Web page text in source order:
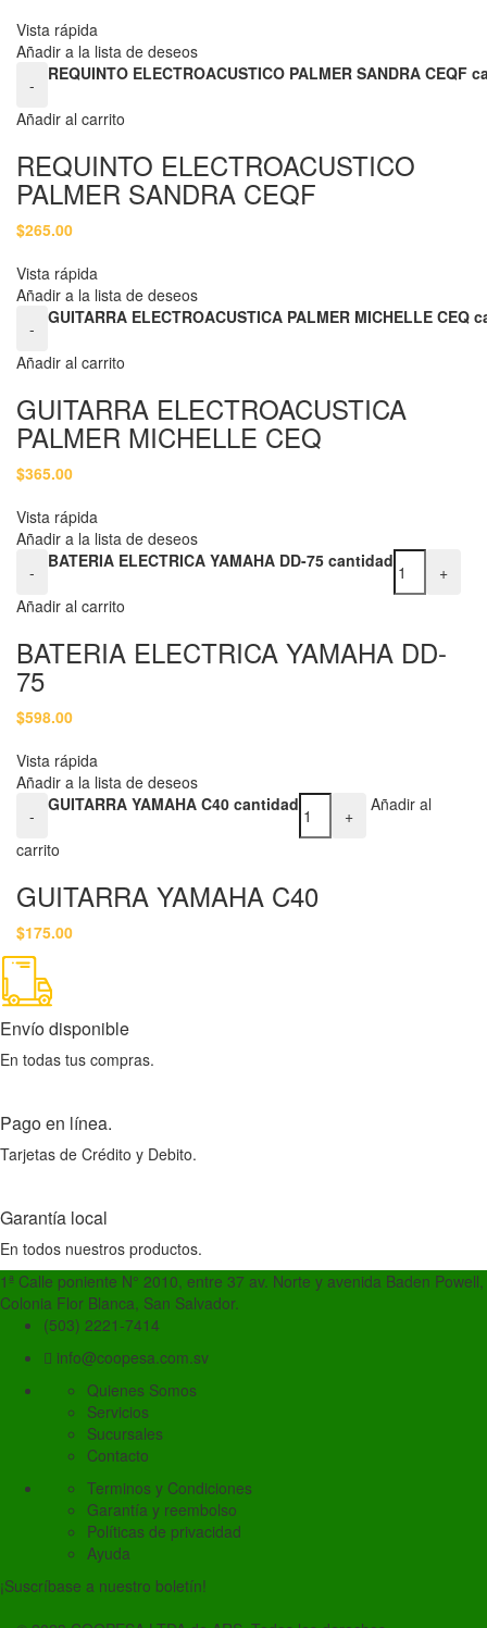
Vista rápida
Añadir a la lista de deseos
-
REQUINTO ELECTROACUSTICO PALMER SANDRA CEQF
Añadir al carrito
REQUINTO ELECTROACUSTICO
PALMER SANDRA CEQF
$265.00
Vista rápida
Añadir a la lista de deseos
-
GUITARRA ELECTROACUSTICA PALMER MICHELLE CEQ
Añadir al carrito
GUITARRA ELECTROACUSTICA
PALMER MICHELLE CEQ
$365.00
Vista rápida
Añadir a la lista de deseos
-
BATERIA ELECTRICA YAMAHA DD-75 cantidad
+
Añadir al carrito
BATERIA ELECTRICA YAMAHA DD-
75
$598.00
Vista rápida
Añadir a la lista de deseos
-
GUITARRA YAMAHA C40 cantidad
+
Añadir al
carrito
GUITARRA YAMAHA C40
$175.00
Envío disponible
En todas tus compras.
Pago en línea.
Tarjetas de Crédito y Debito.
Garantía local
En todos nuestros productos.
1ª Calle poniente N° 2010, entre 37 av. Norte y avenida Baden Powell,
Colonia Flor Blanca, San Salvador.
(503) 2221-7414
info@coopesa.com.sv
Quienes Somos
Servicios
Sucursales
Contacto
Terminos y Condiciones
Garantía y reembolso
Políticas de privacidad
Ayuda
¡Suscríbase a nuestro boletín!